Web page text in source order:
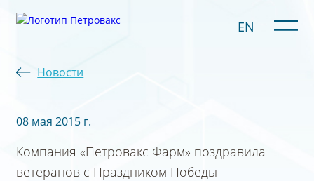
EN
Новости
08 мая 2015 г.
Компания «Петровакс Фарм» поздравила
ветеранов с Праздником Победы